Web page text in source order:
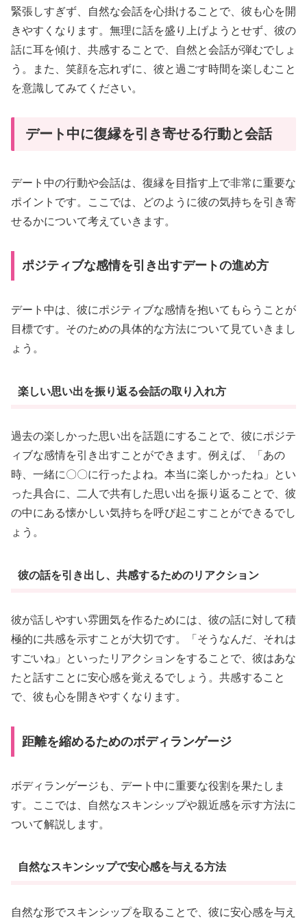
緊張しすぎず、自然な会話を心掛けることで、彼も心を開
きやすくなります。無理に話を盛り上げようとせず、彼の
話に耳を傾け、共感することで、自然と会話が弾むでしょ
う。また、笑顔を忘れずに、彼と過ごす時間を楽しむこと
を意識してみてください。
デート中に復縁を引き寄せる行動と会話
デート中の行動や会話は、復縁を目指す上で非常に重要な
ポイントです。ここでは、どのように彼の気持ちを引き寄
せるかについて考えていきます。
ポジティブな感情を引き出すデートの進め方
デート中は、彼にポジティブな感情を抱いてもらうことが
目標です。そのための具体的な方法について見ていきまし
ょう。
楽しい思い出を振り返る会話の取り入れ方
過去の楽しかった思い出を話題にすることで、彼にポジテ
ィブな感情を引き出すことができます。例えば、「あの
時、一緒に〇〇に行ったよね。本当に楽しかったね」とい
った具合に、二人で共有した思い出を振り返ることで、彼
の中にある懐かしい気持ちを呼び起こすことができるでし
ょう。
彼の話を引き出し、共感するためのリアクション
彼が話しやすい雰囲気を作るためには、彼の話に対して積
極的に共感を示すことが大切です。「そうなんだ、それは
すごいね」といったリアクションをすることで、彼はあな
たと話すことに安心感を覚えるでしょう。共感すること
で、彼も心を開きやすくなります。
距離を縮めるためのボディランゲージ
ボディランゲージも、デート中に重要な役割を果たしま
す。ここでは、自然なスキンシップや親近感を示す方法に
ついて解説します。
自然なスキンシップで安心感を与える方法
自然な形でスキンシップを取ることで、彼に安心感を与え